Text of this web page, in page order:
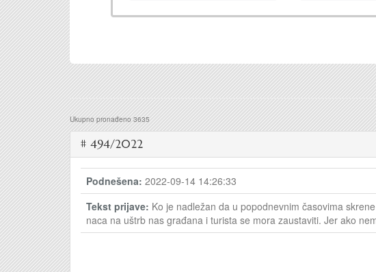
Ukupno pronađeno 3635
# 494/2022
Podnešena: 2022-09-14 14:26:33
Tekst prijave: Ko je nadležan da u popodnevnim časovima
naca na uštrb nas građana i turista se mora zaustaviti. Jer ako